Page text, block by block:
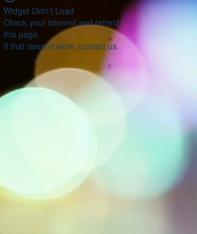
Widget Didn’t Load
Check your internet and refresh
this page.
If that doesn’t work, contact us.